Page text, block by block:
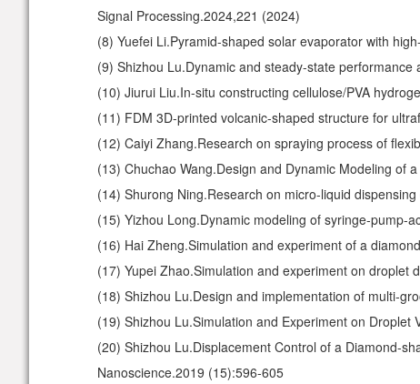
Signal Processing.2024,221 (2024)
(8) Yuefei Li.Pyramid-shaped solar evaporator with
(9) Shizhou Lu.Dynamic and steady-state
(10) Jiurui Liu.In-situ constructing cellulose/PVA
(11) FDM 3D-printed volcanic-shaped structure for
(12) Caiyi Zhang.Research on spraying process of
(13) Chuchao Wang.Design and Dynamic Modeling of
(14) Shurong Ning.Research on micro-liquid
(15) Yizhou Long.Dynamic modeling of syringe-pump-
(16) Hai Zheng.Simulation and experiment of a
(17) Yupei Zhao.Simulation and experiment on droplet
(18) Shizhou Lu.Design and implementation of multi-
(19) Shizhou Lu.Simulation and Experiment on
(20) Shizhou Lu.Displacement Control of a Diamond-
Nanoscience.2019 (15):596-605